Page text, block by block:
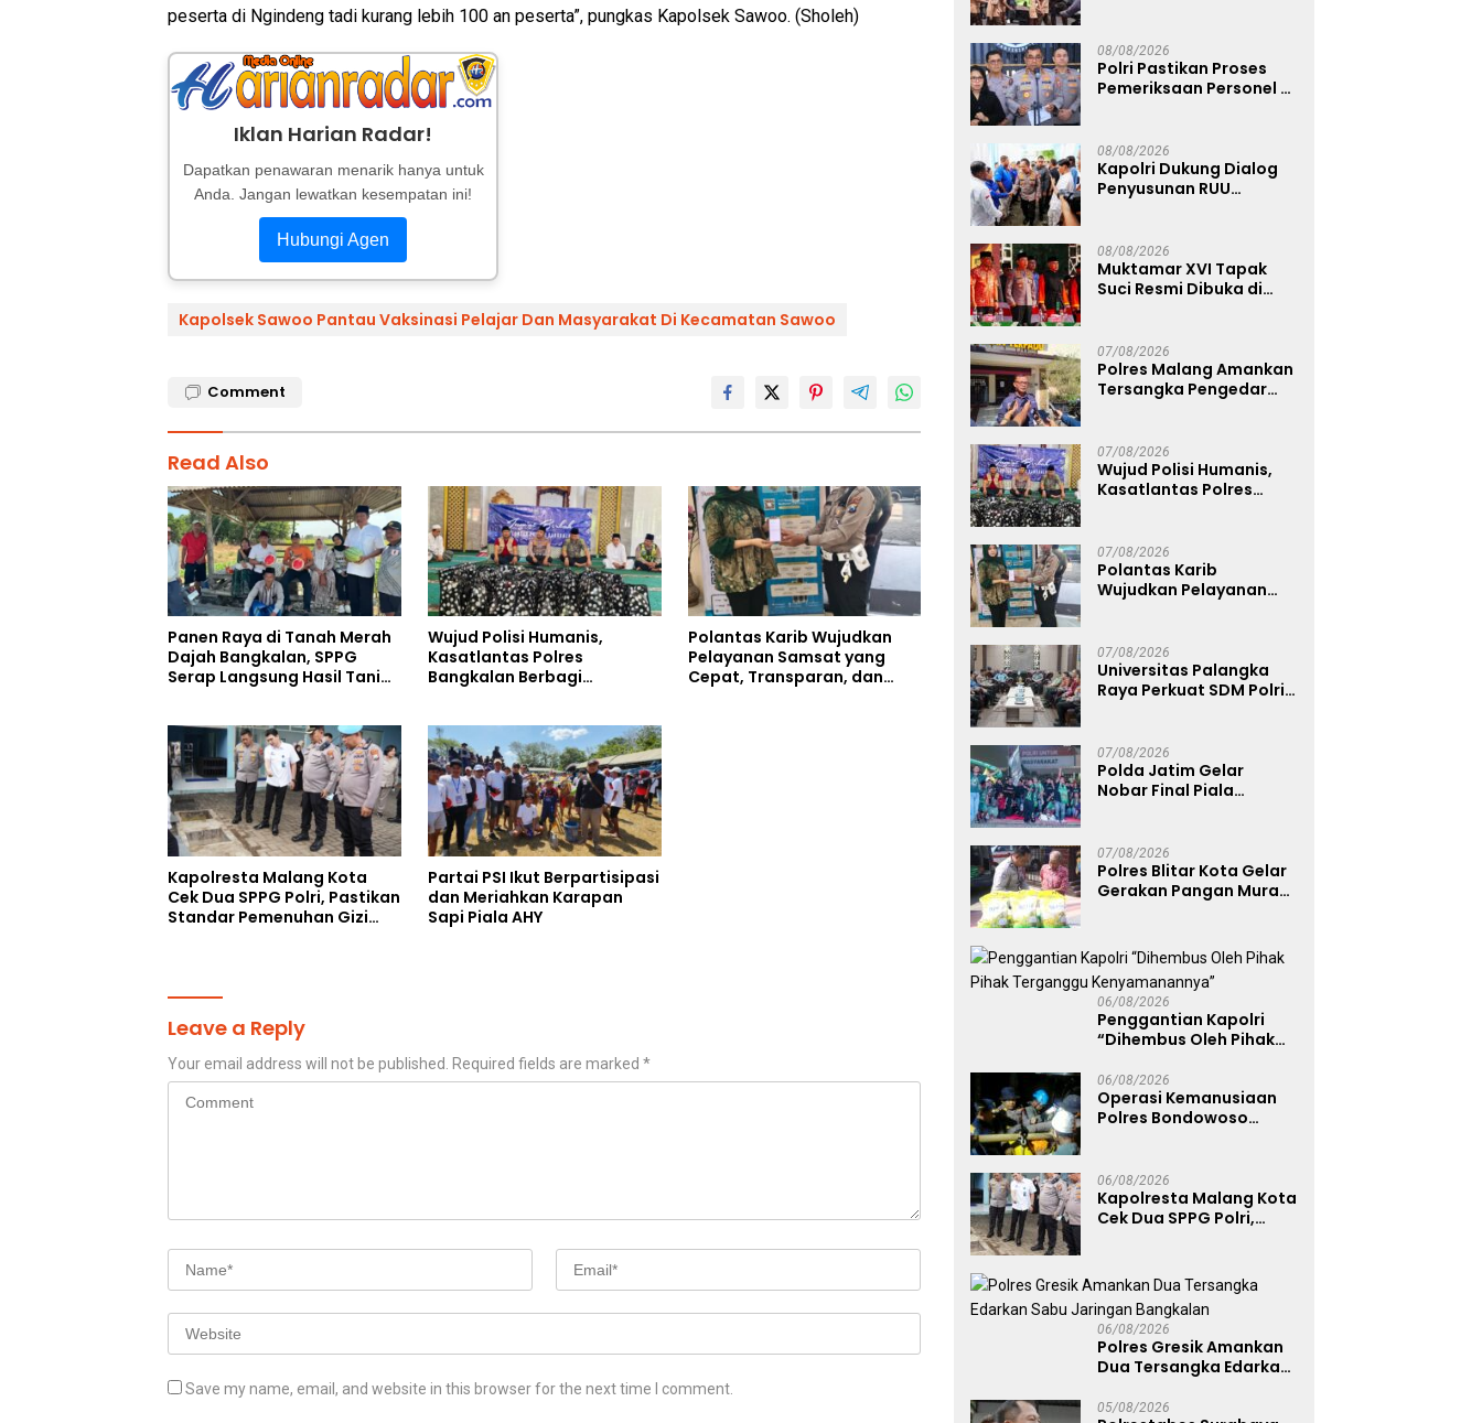
peserta di Ngindeng tadi kurang lebih 100 an peserta”, pungkas Kapolsek Sawoo. (Sholeh)
Iklan Harian Radar!
Dapatkan penawaran menarik hanya untuk
Anda. Jangan lewatkan kesempatan ini!
Hubungi Agen
Kapolsek Sawoo Pantau Vaksinasi Pelajar Dan Masyarakat Di Kecamatan Sawoo
Comment
Read Also
Panen Raya di Tanah Merah
Dajah Bangkalan, SPPG
Serap Langsung Hasil Tani
Wujud Polisi Humanis,
Kasatlantas Polres
Bangkalan Berbagi
Ahmad Ibrahim
Polantas Karib Wujudkan
Pelayanan Samsat yang
Cepat, Transparan, dan
Kapolresta Malang Kota
Cek Dua SPPG Polri, Pastikan
Standar Pemenuhan Gizi
Partai PSI Ikut Berpartisipasi
dan Meriahkan Karapan
Sapi Piala AHY
Leave a Reply
Your email address will not be published. Required fields are marked *
Save my name, email, and website in this browser for the next time I comment.
08/08/2026
Polri Pastikan Proses
Pemeriksaan Personel di
Transparan
08/08/2026
Kapolri Dukung Dialog
Penyusunan RUU
Buruh
08/08/2026
Muktamar XVI Tapak
Suci Resmi Dibuka di
Anggota Kehormatan
07/08/2026
Polres Malang Amankan
Tersangka Pengedar
Ganja 131 Gram
07/08/2026
Wujud Polisi Humanis,
Kasatlantas Polres
Berkah di Masjid Syekh
Ahmad Ibrahim
07/08/2026
Polantas Karib
Wujudkan Pelayanan
Humanis
07/08/2026
Universitas Palangka
Raya Perkuat SDM Polri
07/08/2026
Polda Jatim Gelar
Nobar Final Piala
Persebaya dari
Lapangan Mapolda
07/08/2026
Polres Blitar Kota Gelar
Gerakan Pangan Murah
06/08/2026
Penggantian Kapolri
“Dihembus Oleh Pihak
Kenyamanannya”
06/08/2026
Operasi Kemanusiaan
Polres Bondowoso
Piramid
06/08/2026
Kapolresta Malang Kota
Cek Dua SPPG Polri,
Pengelolaan Limbah
Berjalan Optimal
06/08/2026
Polres Gresik Amankan
Dua Tersangka Edarkan
Bangkalan
05/08/2026